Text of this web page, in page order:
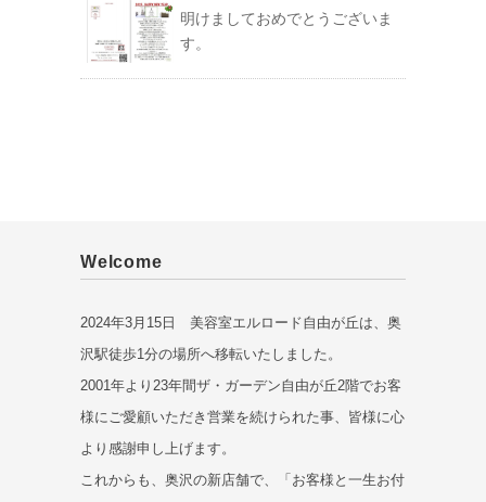
明けましておめでとうございま
す。
Welcome
2024年3月15日 美容室エルロード自由が丘は、奥
沢駅徒歩1分の場所へ移転いたしました。
2001年より23年間ザ・ガーデン自由が丘2階でお客
様にご愛顧いただき営業を続けられた事、皆様に心
より感謝申し上げます。
これからも、奥沢の新店舗で、「お客様と一生お付